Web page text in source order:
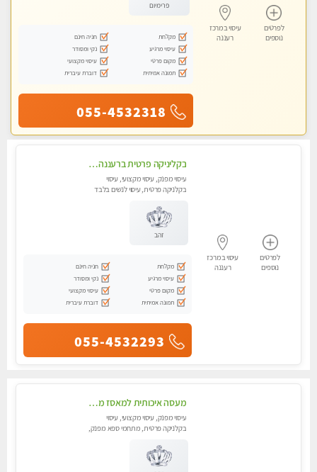
לפרטים
נוספים
עיסוי במרכז
רעננה
פרימיום
מקלחת
חניה חינם
עיסוי מרגיע
נקי ומסודר
מקום פרטי
עיסוי מקצועי
תמונה אמיתית
דוברת עיברית
055-4532318
לפרטים
נוספים
עיסוי במרכז
רעננה
בקליניקה פרטית ברעננה עיסוי לחידוש אנרגיות עיסוי מומלץ מאוד !
עיסוי מפנק, עיסוי מקצועי, עיסוי
בקלניקה פרטית, עיסוי לנשים בלבד
זהב
מקלחת
חניה חינם
עיסוי מרגיע
נקי ומסודר
מקום פרטי
עיסוי מקצועי
תמונה אמיתית
דוברת עיברית
055-4532293
מעסה איכותית למאסז מקצועי ומפנק לכל שרירי הגוף עיסוי מקצועי עיסוי לכל הגוף מכף רגל עד הראש . ללא מין
עיסוי מפנק, עיסוי מקצועי, עיסוי
בקלניקה פרטית, מתחמי ספא מפנק,